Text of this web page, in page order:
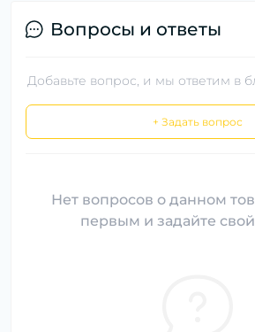
Вопросы и ответы
Добавьте вопрос, и мы ответим в
+ Задать вопрос
Нет вопросов о данном
первым и задайте